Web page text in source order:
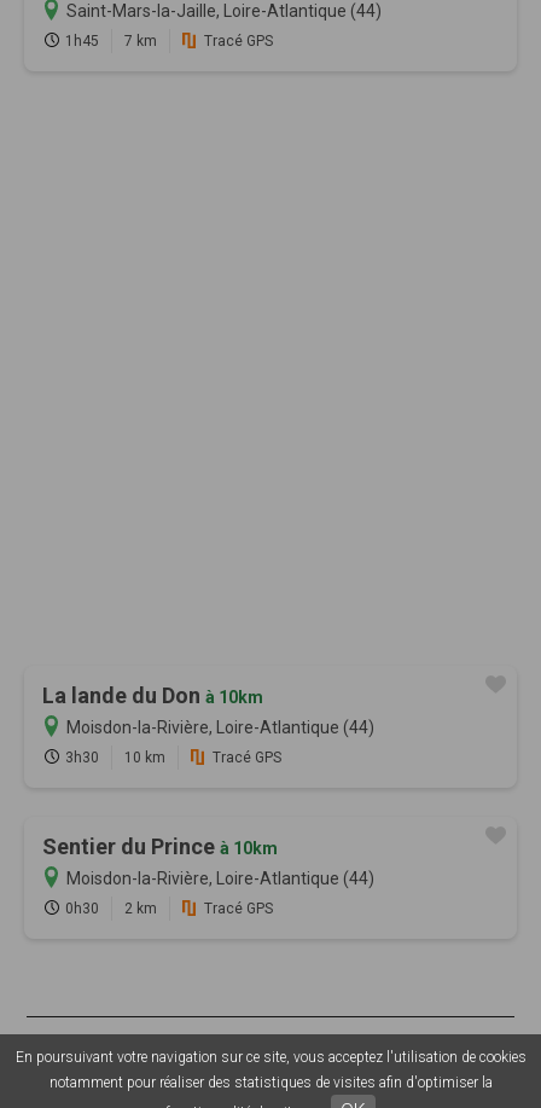
Saint-Mars-la-Jaille, Loire-Atlantique (44)
1h45 7 km Tracé GPS
La lande du Don à 10km
Moisdon-la-Rivière, Loire-Atlantique (44)
3h30 10 km Tracé GPS
Sentier du Prince à 10km
Moisdon-la-Rivière, Loire-Atlantique (44)
0h30 2 km Tracé GPS
© 2026 Sentiers en France - Tous droits réservés - Photos non
contractuelles -Mentions légales-CGU- CGV-
Grouplive - Création
de plateforme sur-mesure - Agence web Morbihan
En poursuivant votre navigation sur ce site, vous acceptez l'utilisation de cookies
notamment pour réaliser des statistiques de visites afin d'optimiser la